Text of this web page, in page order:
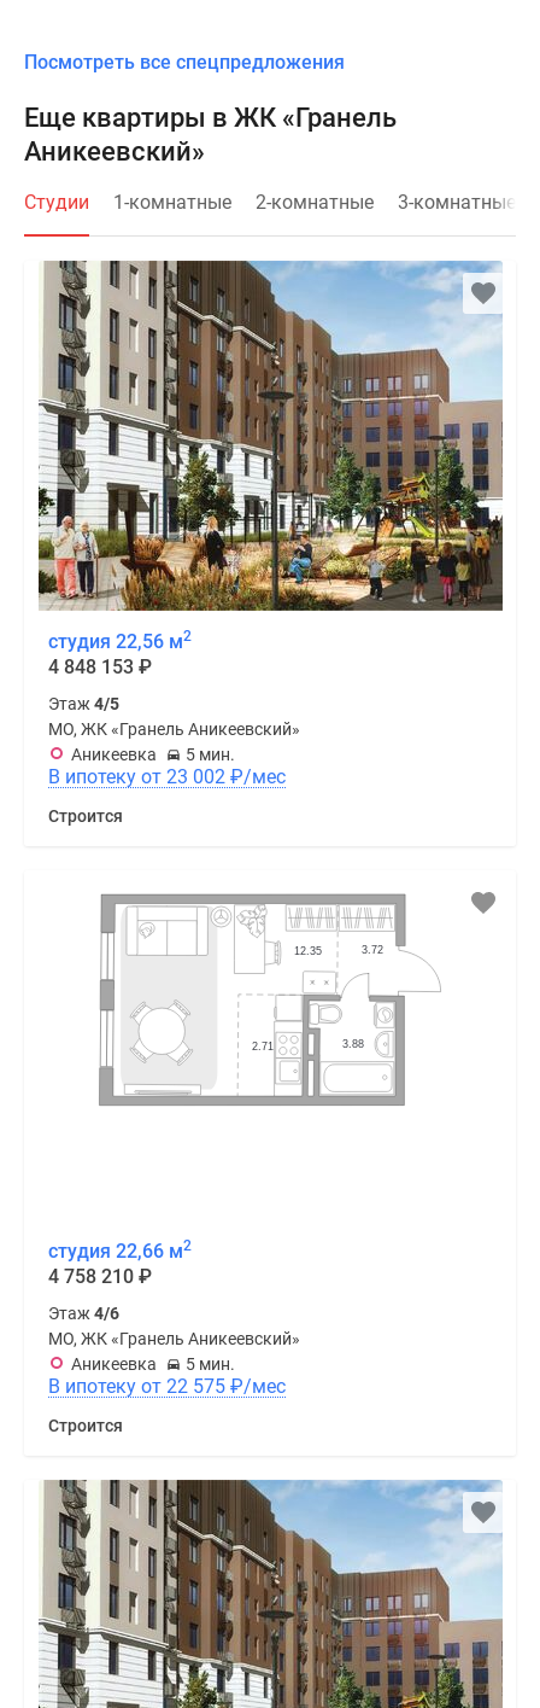
Посмотреть все спецпредложения
Еще квартиры в ЖК «Гранель
Аникеевский»
Студии 1-комнатные 2-комнатные 3-комнатные
студия 22,56 м2
4 848 153 ₽
Этаж 4/5
МО, ЖК «Гранель Аникеевский»
Аникеевка
5 мин.
В ипотеку от 23 002 ₽/мес
Строится
студия 22,66 м2
4 758 210 ₽
Этаж 4/6
МО, ЖК «Гранель Аникеевский»
Аникеевка
5 мин.
В ипотеку от 22 575 ₽/мес
Строится